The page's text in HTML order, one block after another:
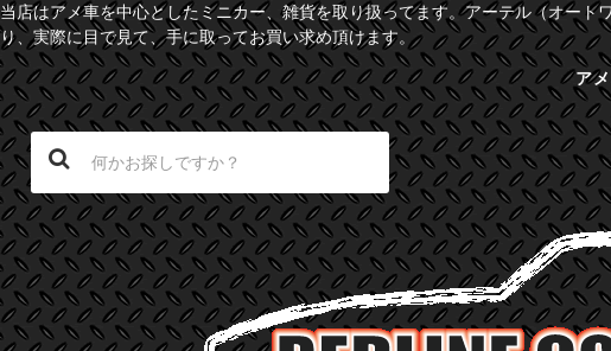
当店はアメ車を中心としたミニカー、雑貨を取り扱ってます。アーテル（オー
り、実際に目で見て、手に取ってお買い求め頂けます。
ア